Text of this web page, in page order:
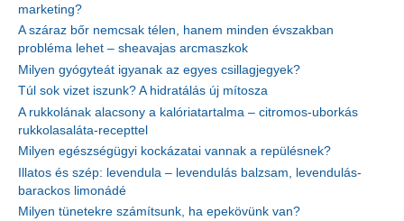
marketing?
A száraz bőr nemcsak télen, hanem minden évszakban
probléma lehet – sheavajas arcmaszkok
Milyen gyógyteát igyanak az egyes csillagjegyek?
Túl sok vizet iszunk? A hidratálás új mítosza
A rukkolának alacsony a kalóriatartalma – citromos-uborkás
rukkolasaláta-recepttel
Milyen egészségügyi kockázatai vannak a repülésnek?
Illatos és szép: levendula – levendulás balzsam, levendulás-
barackos limonádé
Milyen tünetekre számítsunk, ha epekövünk van?